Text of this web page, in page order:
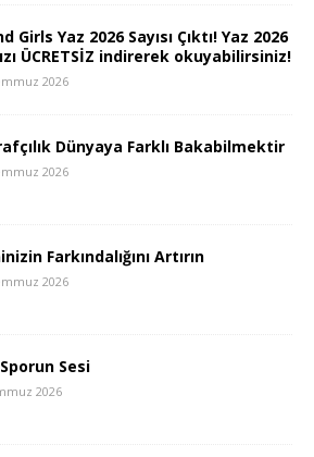
Girls Yaz 2026 Sayısı Çıktı! Yaz 2026
ÜCRETSİZ indirerek okuyabilirsiniz!
2026
Dünyaya Farklı Bakabilmektir
2026
Farkındalığını Artırın
2026
Sesi
2026